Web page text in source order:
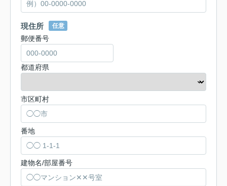
現住所 任意
郵便番号
都道府県
市区町村
番地
建物名/部屋番号